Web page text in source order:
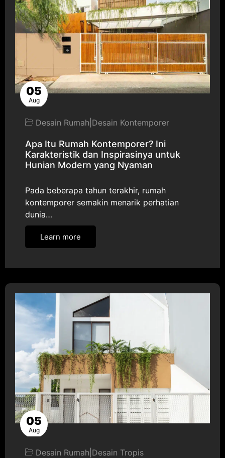
05
Aug
Desain Rumah Desain Kontemporer
Apa Itu Rumah Kontemporer? Ini
Karakteristik dan Inspirasinya untuk
Hunian Modern yang Nyaman
Pada beberapa tahun terakhir, rumah
kontemporer semakin menarik perhatian
dunia…
Learn more
05
Aug
Desain Rumah Desain Tropis